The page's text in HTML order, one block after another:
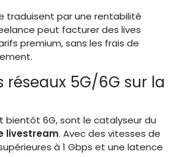
traduisent par une rentabilité
peut facturer des lives
premium, sans les frais de
réseaux 5G/6G sur la
bientôt 6G, sont le catalyseur du
livestream. Avec des vitesses de
à 1 Gbps et une latence